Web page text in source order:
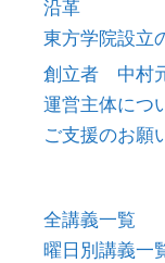
沿革
東方学院設立
創立者 中村
運営主体につ
ご支援のお願
全講義一覧
曜日別講義一